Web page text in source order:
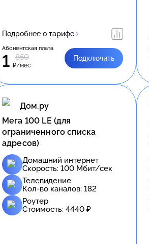
Подробнее о тарифе
Абонентская плата
1 850
₽/мес
Подключить
Дом.ру
Meгa 100 LE (для
ограниченного списка
адресов)
Домашний интернет
Скорость: 100 Мбит/сек
Телевидение
Кол-во каналов: 182
Роутер
Стоимость: 4440 ₽